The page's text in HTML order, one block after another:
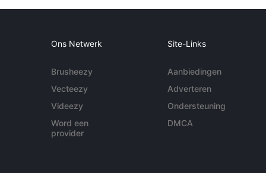
Ons Netwerk
Brusheezy
Vecteezy
Videezy
Word een
provider
Site-Links
Aanbiedingen
Adverteren
Ondersteuning
DMCA